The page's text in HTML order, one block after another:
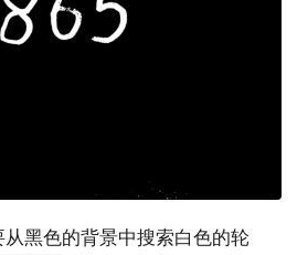
黑色的背景中搜索白色的轮